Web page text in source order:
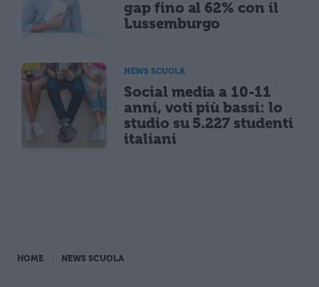
gap fino al 62% con il
Lussemburgo
NEWS SCUOLA
Social media a 10-11
anni, voti più bassi: lo
studio su 5.227 studenti
italiani
HOME NEWS SCUOLA